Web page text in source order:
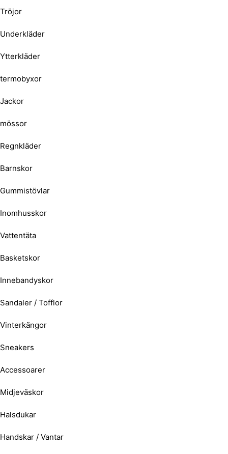
Tröjor
Underkläder
Ytterkläder
termobyxor
Jackor
mössor
Regnkläder
Barnskor
Gummistövlar
Inomhusskor
Vattentäta
Basketskor
Innebandyskor
Sandaler / Tofflor
Vinterkängor
Sneakers
Accessoarer
Midjeväskor
Halsdukar
Handskar / Vantar